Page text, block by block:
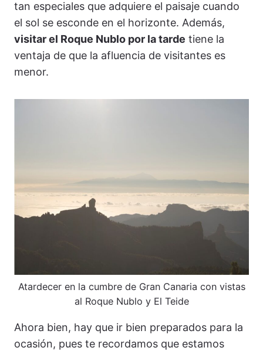
tan especiales que adquiere el paisaje cuando
el sol se esconde en el horizonte. Además,
visitar el Roque Nublo por la tarde tiene la
ventaja de que la afluencia de visitantes es
menor.
Atardecer en la cumbre de Gran Canaria con vistas
al Roque Nublo y El Teide
Ahora bien, hay que ir bien preparados para la
ocasión, pues te recordamos que estamos